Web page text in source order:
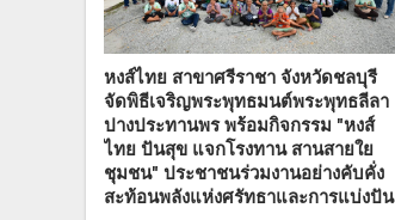
หงส์ไทย สาขาศรีราชา จังหวัดชลบุรี
จัดพิธีเจริญพระพุทธมนต์พระพุทธลีลา
ปางประทานพร พร้อมกิจกรรม "หงส์
ไทย ปันสุข แจกโรงทาน สานสายใย
ชุมชน" ประชาชนร่วมงานอย่างคับคั่ง
สะท้อนพลังแห่งศรัทธาและการแบ่งปัน